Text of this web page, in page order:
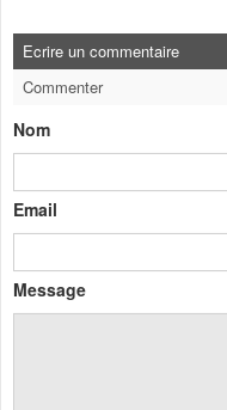
Ecrire un commentaire
Commenter
Nom
Email
Message